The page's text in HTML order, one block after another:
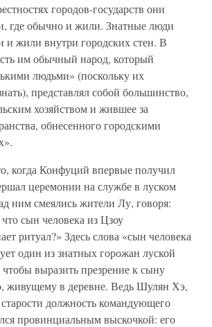
городов-государств они
где обычно и жили. Знатные люди
и жили внутри городских стен. В
им обычный народ, который
людьми» (поскольку их
представлял собой большинство,
хозяйством и жившее за
обнесенного городскими
когда Конфуций впервые получил
церемонии на службе в луском
ним смеялись жители Лу, говоря:
сын человека из Цзоу
ритуал?» Здесь слова «сын человека
один из знатных горожан луской
выразить презрение к сыну
живущему в деревне. Ведь Шулян Хэ,
должность командующего
провинциальным выскочкой: его